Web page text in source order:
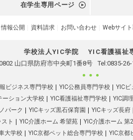
在学生専用ページ
情報公開 資料請求 お問い合わせ Webサイ
学校法人YIC学院
YIC看護福祉
山口県防府市中央町1番8号
Tel:0835-
ビジネス専門学校 YIC公務員専門学校
YIC
ーション大学校
YIC看護福祉専門学校 YIC調
パーク YICキッズ黒石保育園 YICキッズ長府
ト
YIC介護ホーム 希望苑 YIC介護ホーム 第
大学校
YIC京都ペット総合専門学校 YIC京都